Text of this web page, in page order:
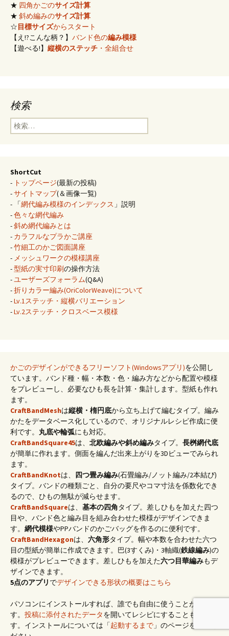
★ 四角かごのサイズ計算
★ 斜め編みのサイズ計算
☆目標サイズからスタート
【え!?こんな柄？】 バンド色の編み模様
【遊べる!】 縦横のステッチ ・全組合せ
検索
検
索:
ShortCut
- トップページ(最新の投稿)
-サイトマップ(＆画像一覧)
- 「網代編み模様のインデックス 」説明
-色々な網代編み
-斜め網代編みとは
- カラフルなプラかご講座
-竹細工のかご図面講座
- メッシュワークの模様講座
-型紙の実寸印刷の操作方法
-ユーザーズフォーラム(Q&A)
-折りカラー編み(OriColorWeave)について
-Lv.1ステッチ・縦横バリエーション
-Lv.2ステッチ・クロスベース模様
かごのデザインができるフリーソフト(Windowsアプリ)を公開し
ています。バンド種・幅・本数・色・編み方などから配置や模様
をプレビューし、必要なひも長を計算・集計します。型紙も作れ
ます。
CraftBandMeshは縦横・楕円底から立ち上げて編むタイプ。編み
かたをデータベース化しているので、オリジナルレシピ作成に便
利です。 丸底や輪弧にも対応。
CraftBandSquare45は、 北欧編みや斜め編みタイプ。 長桝網代底
が簡単に作れます。側面を編んだ出来上がりを3Dビューでみられ
ます。
CraftBandKnotは、 四つ畳み編み(石畳編み/ノット編み/2本結び)
タイプ。バンドの種類ごと、自分の要尺やコマ寸法を係数化でき
るので、ひもの無駄が減らせます。
CraftBandSquareは、 基本の四角タイプ。差しひもを加えた四つ
目や、バンド色と編み目を組み合わせた模様がデザインできま
す。 網代模様やPPバンドのかごバッグを作るのに便利です。
CraftBandHexagonは、 六角形タイプ。幅や本数を合わせた六つ
目の型紙が簡単に作成できます。巴(3すくみ)・3軸織(鉄線編み)の
模様がプレビューできます。差しひもを加えた六つ目華編みもデ
ザインできます。
5点のアプリ でデザインできる形状の概要はこちら
パソコンにインストールすれば、誰でも自由に使うことができま
す。 投稿に添付されたデータを開いてレシピにすることもできま
す。インストールについては「起動するまで 」のページをご覧く